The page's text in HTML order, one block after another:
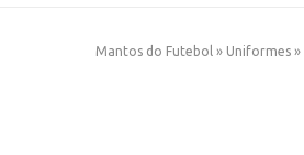
Mantos do Futebol » Uniformes »